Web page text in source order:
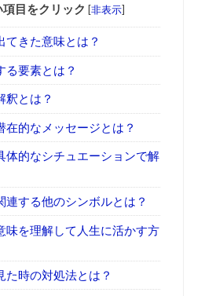
項目をクリック [非表示]
てきた意味とは？
る要素とは？
釈とは？
在的なメッセージとは？
体的なシチュエーションで解
連する他のシンボルとは？
味を理解して人生に活かす方
た時の対処法とは？